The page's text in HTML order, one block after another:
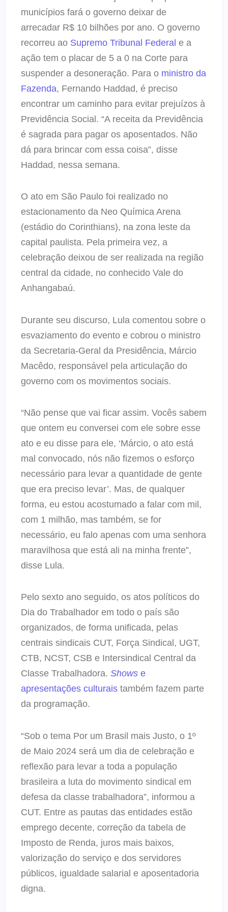
municípios fará o governo deixar de
arrecadar R$ 10 bilhões por ano. O governo
recorreu ao Supremo Tribunal Federal e a
ação tem o placar de 5 a 0 na Corte para
suspender a desoneração. Para o ministro da
Fazenda, Fernando Haddad, é preciso
encontrar um caminho para evitar prejuízos à
Previdência Social. “A receita da Previdência
é sagrada para pagar os aposentados. Não
dá para brincar com essa coisa”, disse
Haddad, nessa semana.
O ato em São Paulo foi realizado no
estacionamento da Neo Química Arena
(estádio do Corinthians), na zona leste da
capital paulista. Pela primeira vez, a
celebração deixou de ser realizada na região
central da cidade, no conhecido Vale do
Anhangabaú.
Durante seu discurso, Lula comentou sobre o
esvaziamento do evento e cobrou o ministro
da Secretaria-Geral da Presidência, Márcio
Macêdo, responsável pela articulação do
governo com os movimentos sociais.
“Não pense que vai ficar assim. Vocês sabem
que ontem eu conversei com ele sobre esse
ato e eu disse para ele, ‘Márcio, o ato está
mal convocado, nós não fizemos o esforço
necessário para levar a quantidade de gente
que era preciso levar’. Mas, de qualquer
forma, eu estou acostumado a falar com mil,
com 1 milhão, mas também, se for
necessário, eu falo apenas com uma senhora
maravilhosa que está ali na minha frente”,
disse Lula.
Pelo sexto ano seguido, os atos políticos do
Dia do Trabalhador em todo o país são
organizados, de forma unificada, pelas
centrais sindicais CUT, Força Sindical, UGT,
CTB, NCST, CSB e Intersindical Central da
Classe Trabalhadora. Shows e
apresentações culturais também fazem parte
da programação.
“Sob o tema Por um Brasil mais Justo, o 1º
de Maio 2024 será um dia de celebração e
reflexão para levar a toda a população
brasileira a luta do movimento sindical em
defesa da classe trabalhadora”, informou a
CUT. Entre as pautas das entidades estão
emprego decente, correção da tabela de
Imposto de Renda, juros mais baixos,
valorização do serviço e dos servidores
públicos, igualdade salarial e aposentadoria
digna.